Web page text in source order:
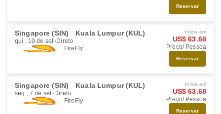
Reservar
Singapore (SIN) Kuala Lumpur (KUL)
qui., 10 de set. Direto
FireFly
Início em
US$ 63.68
Preço/ Pessoa
Reservar
Singapore (SIN) Kuala Lumpur (KUL)
seg., 7 de set. Direto
FireFly
Início em
US$ 63.68
Preço/ Pessoa
Reservar